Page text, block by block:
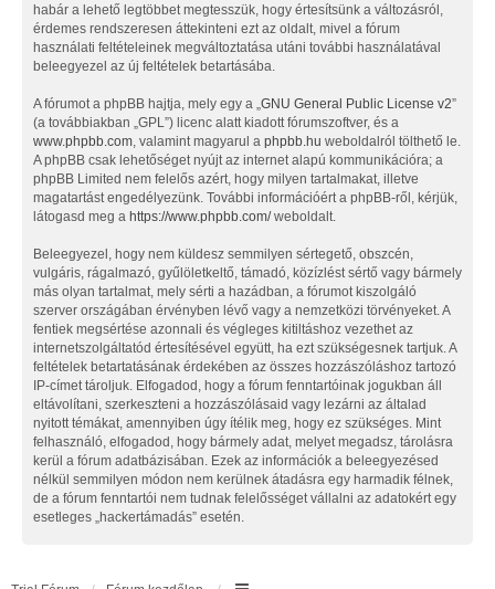
habár a lehető legtöbbet megtesszük, hogy értesítsünk a változásról,
érdemes rendszeresen áttekinteni ezt az oldalt, mivel a fórum
használati feltételeinek megváltoztatása utáni további használatával
beleegyezel az új feltételek betartásába.
A fórumot a phpBB hajtja, mely egy a „ GNU General Public License v2”
(a továbbiakban „GPL”) licenc alatt kiadott fórumszoftver, és a
www.phpbb.com , valamint magyarul a phpbb.hu weboldalról tölthető le.
A phpBB csak lehetőséget nyújt az internet alapú kommunikációra; a
phpBB Limited nem felelős azért, hogy milyen tartalmakat, illetve
magatartást engedélyezünk. További információért a phpBB-ről, kérjük,
látogasd meg a https://www.phpbb.com/weboldalt.
Beleegyezel, hogy nem küldesz semmilyen sértegető, obszcén,
vulgáris, rágalmazó, gyűlöletkeltő, támadó, közízlést sértő vagy bármely
más olyan tartalmat, mely sérti a hazádban, a fórumot kiszolgáló
szerver országában érvényben lévő vagy a nemzetközi törvényeket. A
fentiek megsértése azonnali és végleges kitiltáshoz vezethet az
internetszolgáltatód értesítésével együtt, ha ezt szükségesnek tartjuk. A
feltételek betartatásának érdekében az összes hozzászóláshoz tartozó
IP-címet tároljuk. Elfogadod, hogy a fórum fenntartóinak jogukban áll
eltávolítani, szerkeszteni a hozzászólásaid vagy lezárni az általad
nyitott témákat, amennyiben úgy ítélik meg, hogy ez szükséges. Mint
felhasználó, elfogadod, hogy bármely adat, melyet megadsz, tárolásra
kerül a fórum adatbázisában. Ezek az információk a beleegyezésed
nélkül semmilyen módon nem kerülnek átadásra egy harmadik félnek,
de a fórum fenntartói nem tudnak felelősséget vállalni az adatokért egy
esetleges „hackertámadás” esetén.